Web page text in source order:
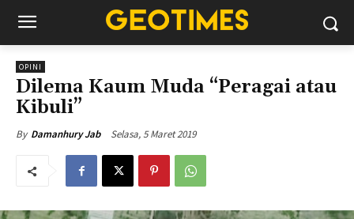
OPINI
Dilema Kaum Muda “Peragai atau
Kibuli”
By Damanhury Jab Selasa, 5 Maret 2019